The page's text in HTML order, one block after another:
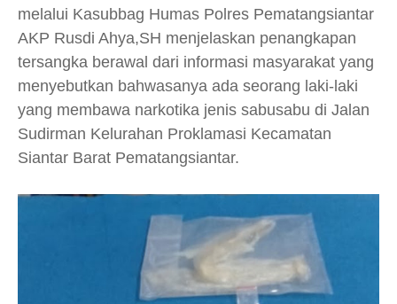
melalui Kasubbag Humas Polres Pematangsiantar
AKP Rusdi Ahya,SH menjelaskan penangkapan
tersangka berawal dari informasi masyarakat yang
menyebutkan bahwasanya ada seorang laki-laki
yang membawa narkotika jenis sabusabu di Jalan
Sudirman Kelurahan Proklamasi Kecamatan
Siantar Barat Pematangsiantar.